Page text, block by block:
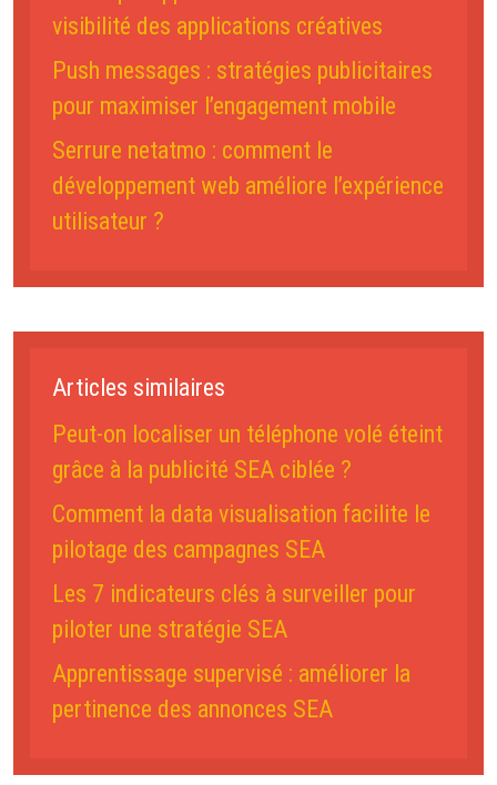
visibilité des applications créatives
Push messages : stratégies publicitaires
pour maximiser l’engagement mobile
Serrure netatmo : comment le
développement web améliore l’expérience
utilisateur ?
Articles similaires
Peut-on localiser un téléphone volé éteint
grâce à la publicité SEA ciblée ?
Comment la data visualisation facilite le
pilotage des campagnes SEA
Les 7 indicateurs clés à surveiller pour
piloter une stratégie SEA
Apprentissage supervisé : améliorer la
pertinence des annonces SEA